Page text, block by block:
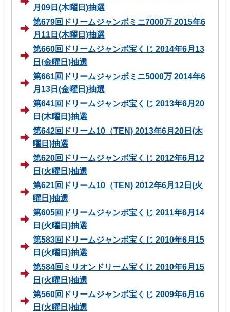
月09日(木曜日)抽選
第679回ドリームジャンボミニ7000万 2015年6
月11日(木曜日)抽選
第660回ドリームジャンボ宝くじ 2014年6月13
日(金曜日)抽選
第661回ドリームジャンボミニ5000万 2014年6
月13日(金曜日)抽選
第641回ドリームジャンボ宝くじ 2013年6月20
日(木曜日)抽選
第642回ドリーム10（TEN) 2013年6月20日(木
曜日)抽選
第620回ドリームジャンボ宝くじ 2012年6月12
日(火曜日)抽選
第621回ドリーム10（TEN) 2012年6月12日(火
曜日)抽選
第605回ドリームジャンボ宝くじ 2011年6月14
日(火曜日)抽選
第583回ドリームジャンボ宝くじ 2010年6月15
日(火曜日)抽選
第584回ミリオンドリーム宝くじ 2010年6月15
日(火曜日)抽選
第560回ドリームジャンボ宝くじ 2009年6月16
日(火曜日)抽選